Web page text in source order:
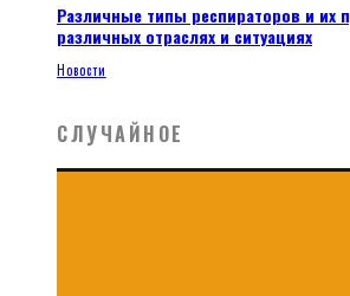
Различные типы респираторов и их
различных отраслях и ситуациях
Новости
СЛУЧАЙНОЕ